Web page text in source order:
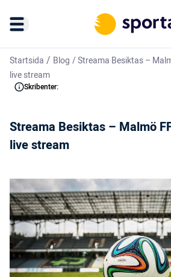
Startsida / Blog /Streama Besiktas –
live stream
Skribenter:
Streama Besiktas – Malmö
live stream